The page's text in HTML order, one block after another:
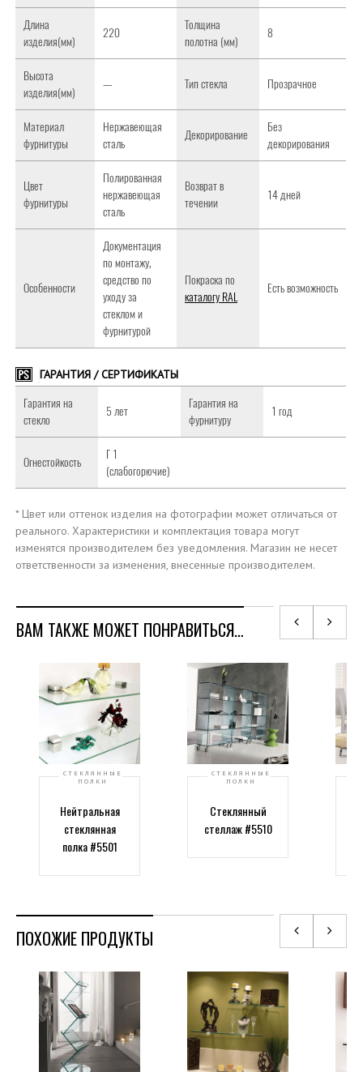
Длина
изделия(мм)
220
Толщина
полотна (мм)
8
Высота
изделия(мм)
— Тип стекла Прозрачное
Материал
фурнитуры
Нержавеющая
сталь
Декорирование
Без
декорирования
Цвет
фурнитуры
Полированная
нержавеющая
сталь
Возврат в
течении
14 дней
Особенности
Документация
по монтажу,
средство по
уходу за
стеклом и
фурнитурой
Покраска по
каталогу RAL
Есть возможность
ГАРАНТИЯ / СЕРТИФИКАТЫ
Гарантия на
стекло
5 лет
Гарантия на
фурнитуру
1 год
Огнестойкость
Г 1
(слабогорючие)
* Цвет или оттенок изделия на фотографии может отличаться от
реального. Характеристики и комплектация товара могут
изменятся производителем без уведомления. Магазин не несет
ответственности за изменения, внесенные производителем.
ВАМ ТАКЖЕ МОЖЕТ ПОНРАВИТЬСЯ…
СТЕКЛЯННЫЕ
ПОЛКИ
Нейтральная
стеклянная
полка #5501
СТЕКЛЯННЫЕ
ПОЛКИ
Стеклянный
стеллаж #5510
ПОХОЖИЕ ПРОДУКТЫ